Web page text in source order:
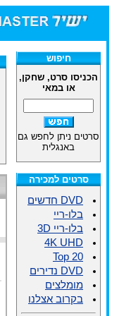
חיפוש
הכניסו סרט, שחקן,
או במאי
סרטים ניתן לחפש גם
באנגלית
סרטים למכירה
DVD חדשים
בלו-ריי
בלו-ריי 3D
4K UHD
Top 20
DVD נדירים
מומלצים
בקרוב אצלנו